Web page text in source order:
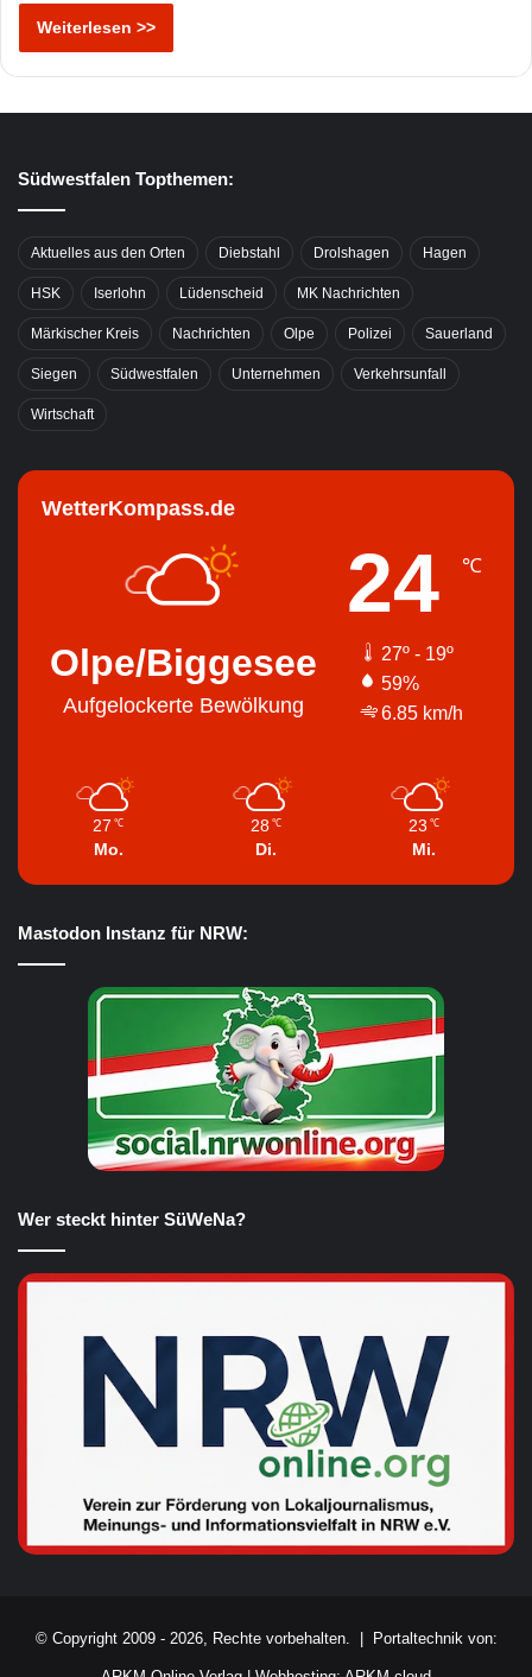
Weiterlesen >>
Südwestfalen Topthemen:
Aktuelles aus den Orten Diebstahl Drolshagen Hagen
HSK Iserlohn Lüdenscheid MK Nachrichten
Märkischer Kreis Nachrichten Olpe Polizei Sauerland
Siegen Südwestfalen Unternehmen Verkehrsunfall
Wirtschaft
WetterKompass.de
Olpe/Biggesee
Aufgelockerte Bewölkung
24 ℃
27º - 19º
59%
6.85 km/h
27 ℃
Mo.
28 ℃
Di.
23 ℃
Mi.
Mastodon Instanz für NRW:
Wer steckt hinter SüWeNa?
© Copyright 2009 - 2026, Rechte vorbehalten. | Portaltechnik von: